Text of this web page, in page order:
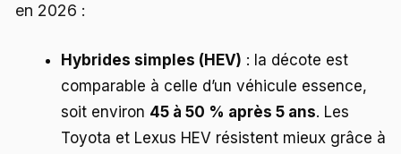
en 2026 :
Hybrides simples (HEV) : la décote est
comparable à celle d’un véhicule essence,
soit environ 45 à 50 % après 5 ans. Les
Toyota et Lexus HEV résistent mieux grâce à